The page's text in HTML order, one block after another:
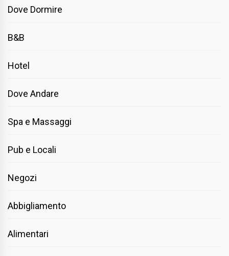
Dove Dormire
B&B
Hotel
Dove Andare
Spa e Massaggi
Pub e Locali
Negozi
Abbigliamento
Alimentari